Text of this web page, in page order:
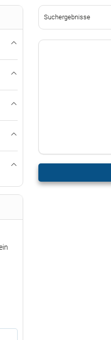
Suchergebnisse